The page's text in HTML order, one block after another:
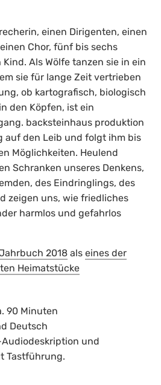
einen Dirigenten, einen
Chor, fünf bis sechs
Als Wölfe tanzen sie in ein
sie für lange Zeit vertrieben
ob kartografisch, biologisch
den Köpfen, ist ein
backsteinhaus produktion
auf den Leib und folgt ihm bis
Möglichkeiten. Heulend
Schranken unseres Denkens,
des Eindringlings, des
zeigen uns, wie friedliches
harmlos und gefahrlos
2018 alseines der
Heimatstücke
90 Minuten
Deutsch
und
Tastführung.